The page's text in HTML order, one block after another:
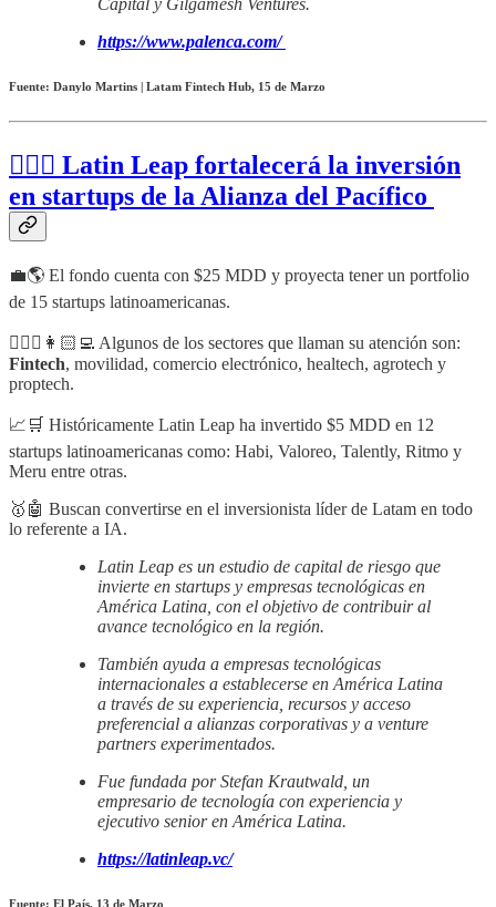
https://www.palenca.com/
Fuente: Danylo Martins | Latam Fintech Hub, 15 de Marzo
👉🏻💸 Latin Leap fortalecerá la inversión
en startups de la Alianza del Pacífico
💼🌎 El fondo cuenta con $25 MDD y proyecta tener un portfolio
de 15 startups latinoamericanas.
👨🏼‍⚕️👩🏻‍💻 Algunos de los sectores que llaman su atención son:
Fintech, movilidad, comercio electrónico, healtech, agrotech y
proptech.
📈🛒 Históricamente Latin Leap ha invertido $5 MDD en 12
startups latinoamericanas como: Habi, Valoreo, Talently, Ritmo y
Meru entre otras.
🥇🤖 Buscan convertirse en el inversionista líder de Latam en todo
lo referente a IA.
Latin Leap es un estudio de capital de riesgo que
invierte en startups y empresas tecnológicas en
América Latina, con el objetivo de contribuir al
avance tecnológico en la región.
También ayuda a empresas tecnológicas
internacionales a establecerse en América Latina
a través de su experiencia, recursos y acceso
preferencial a alianzas corporativas y a venture
partners experimentados.
Fue fundada por Stefan Krautwald, un
empresario de tecnología con experiencia y
ejecutivo senior en América Latina.
https://latinleap.vc/
Fuente: El País, 13 de Marzo